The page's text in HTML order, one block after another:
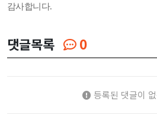
감사합니다.
댓글목록 0
등록된 댓글이